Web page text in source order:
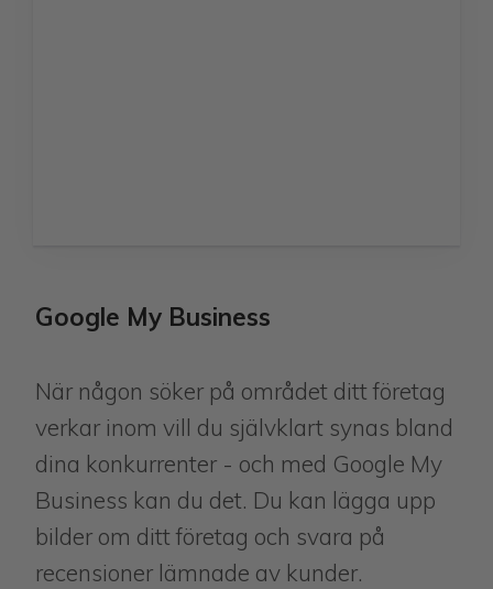
Google My Business
När någon söker på området ditt företag
verkar inom vill du självklart synas bland
dina konkurrenter - och med Google My
Business kan du det. Du kan lägga upp
bilder om ditt företag och svara på
recensioner lämnade av kunder.